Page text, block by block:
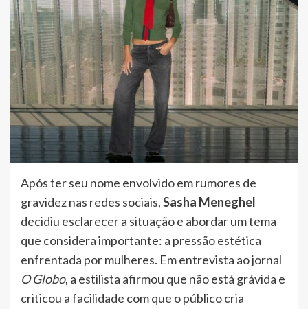
Após ter seu nome envolvido em rumores de
gravidez nas redes sociais,Sasha Meneghel
decidiu esclarecer a situação e abordar um tema
que considera importante: a pressão estética
enfrentada por mulheres. Em entrevista ao jornal
O Globo, a estilista afirmou que não está grávida e
criticou a facilidade com que o público cria